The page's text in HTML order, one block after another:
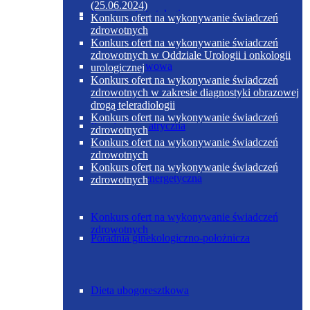
Poradnia diabetologiczna
Poradnia geriatryczna
Poradnia ginekologiczno-położnicza
Dieta podstawowa
Dieta ubogoenergetyczna
Dieta ubogoresztkowa
(25.06.2024)
Konkurs ofert na wykonywanie świadczeń
zdrowotnych
Konkurs ofert na wykonywanie świadczeń
zdrowotnych w Oddziale Urologii i onkologii
urologicznej
Konkurs ofert na wykonywanie świadczeń
zdrowotnych w zakresie diagnostyki obrazowej
drogą teleradiologii
Konkurs ofert na wykonywanie świadczeń
zdrowotnych
Konkurs ofert na wykonywanie świadczeń
zdrowotnych
Konkurs ofert na wykonywanie świadczeń
zdrowotnych
Konkurs ofert na wykonywanie świadczeń
zdrowotnych